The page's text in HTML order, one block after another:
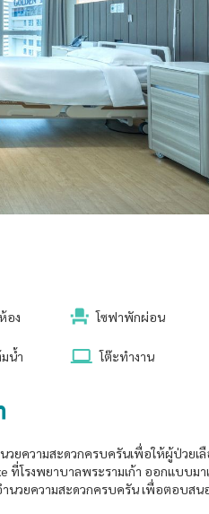
อง โซฟาพักผ่อน
น้ำ โต๊ะทำงาน
วยความสะดวกครบครันเพื่อให้ผู้ป่ว
ที่โรงพยาบาลพระรามเก้า ออกแบบ
นวยความสะดวกครบครัน เพื่อตอบส